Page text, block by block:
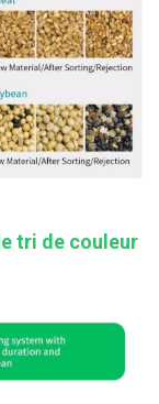
tri de couleur